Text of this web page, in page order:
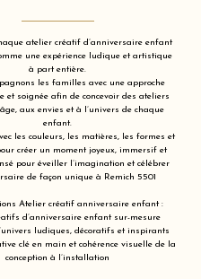
atelier créatif d’anniversaire enfant
une expérience ludique et artistique
à part entière.
les familles avec une approche
et soignée afin de concevoir des ateliers
aux envies et à l’univers de chaque
enfant.
les couleurs, les matières, les formes et
créer un moment joyeux, immersif et
pour éveiller l’imagination et célébrer
de façon unique à Remich 5501
Atelier créatif anniversaire enfant :
d’anniversaire enfant sur-mesure
ludiques, décoratifs et inspirants
clé en main et cohérence visuelle de la
conception à l’installation